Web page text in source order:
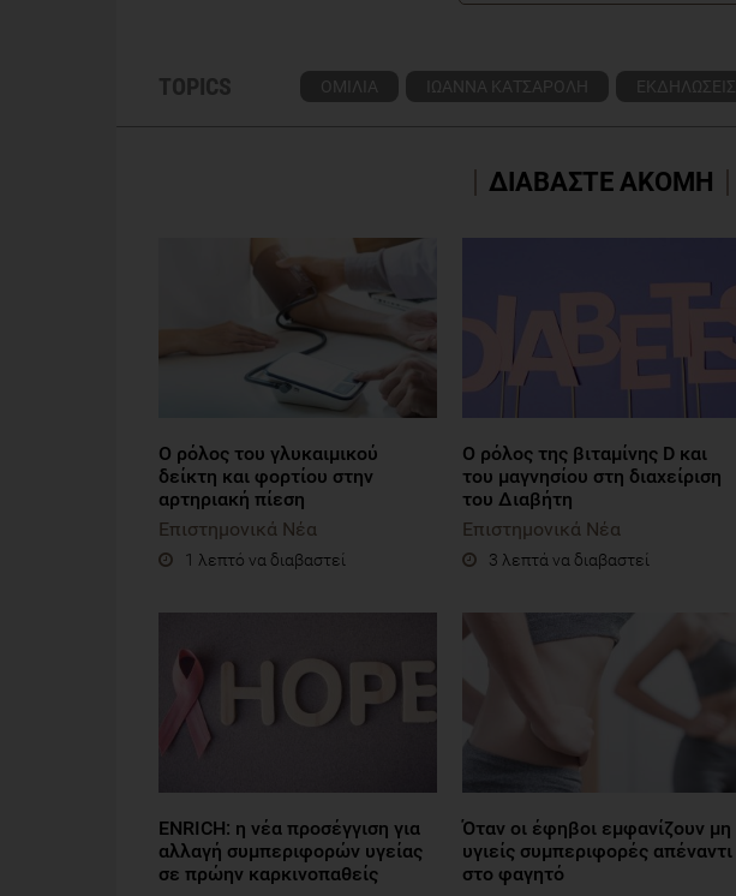
TOPICS ΟΜΙΛΙΑ ΙΩΑΝΝΑ ΚΑΤΣΑΡΟΛΗ ΕΚΔΗΛΩΣΕΙΣ
ΔΙΑΒΑΣΤΕ ΑΚΟΜΗ
Ο ρόλος του γλυκαιμικού
δείκτη και φορτίου στην
αρτηριακή πίεση
Επιστημονικά Νέα
1 λεπτό να διαβαστεί
Ο ρόλος της βιταμίνης D και
του μαγνησίου στη διαχείριση
του Διαβήτη
Επιστημονικά Νέα
3 λεπτά να διαβαστεί
ENRICH: η νέα προσέγγιση για
αλλαγή συμπεριφορών υγείας
σε πρώην καρκινοπαθείς
Όταν οι έφηβοι εμφανίζουν μη
υγιείς συμπεριφορές απέναντι
στο φαγητό